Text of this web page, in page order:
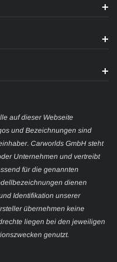
auf dieser Webseite
und Bezeichnungen sind
Carworlds GmbH steht
Unternehmen und vertreibt
für die genannten
dienen
Identifikation unserer
übernehmen keine
liegen bei den jeweiligen
genutzt.